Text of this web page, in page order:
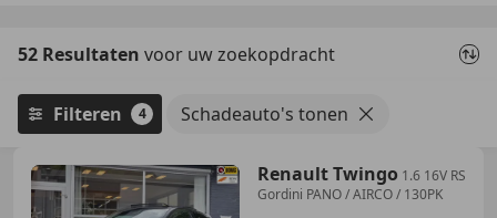
52 Resultaten voor uw zoekopdracht
Filteren 4 Schadeauto's tonen
Renault Twingo 1.6 16V RS
Gordini PANO / AIRCO / 130PK